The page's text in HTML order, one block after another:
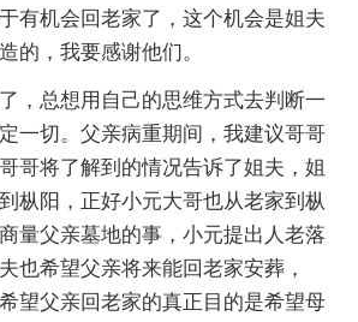
有机会回老家了，这个机会是姐夫
的，我要感谢他们。
，总想用自己的思维方式去判断一
一切。父亲病重期间，我建议哥哥
哥将了解到的情况告诉了姐夫，姐
枞阳，正好小元大哥也从老家到枞
量父亲墓地的事，小元提出人老落
也希望父亲将来能回老家安葬，
望父亲回老家的真正目的是希望母